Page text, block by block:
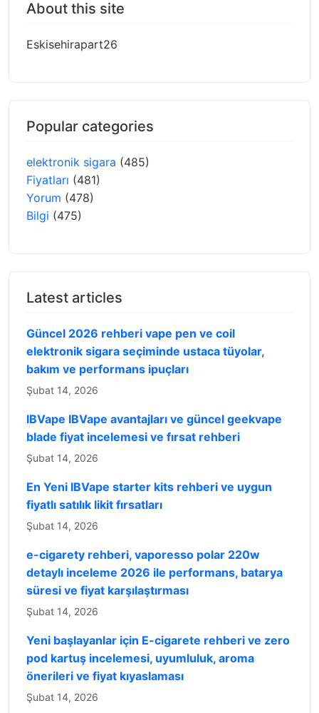
About this site
Eskisehirapart26
Popular categories
elektronik sigara (485)
Fiyatları (481)
Yorum (478)
Bilgi (475)
Latest articles
Güncel 2026 rehberi vape pen ve coil
elektronik sigara seçiminde ustaca tüyolar,
bakım ve performans ipuçları
Şubat 14, 2026
IBVape IBVape avantajları ve güncel geekvape
blade fiyat incelemesi ve fırsat rehberi
Şubat 14, 2026
En Yeni IBVape starter kits rehberi ve uygun
fiyatlı satılık likit fırsatları
Şubat 14, 2026
e-cigarety rehberi, vaporesso polar 220w
detaylı inceleme 2026 ile performans, batarya
süresi ve fiyat karşılaştırması
Şubat 14, 2026
Yeni başlayanlar için E-cigarete rehberi ve zero
pod kartuş incelemesi, uyumluluk, aroma
önerileri ve fiyat kıyaslaması
Şubat 14, 2026